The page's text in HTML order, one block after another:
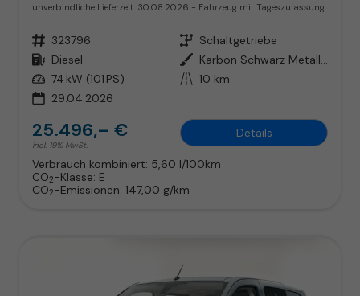
unverbindliche Lieferzeit: 30.08.2026 Fahrzeug mit Tageszulassung
Fahrzeugnr. 323796 Getriebe Schaltgetriebe
Kraftstoff Diesel Außenfarbe
Karbon Schwarz Metallic
Leistung 74 kW (101 PS) Kilometerstand 10 km
29.04.2026
25.496,– €
incl. 19% MwSt.
Details
Verbrauch kombiniert: 5,60 l/100km
CO2-Klasse: E
CO2-Emissionen: 147,00 g/km